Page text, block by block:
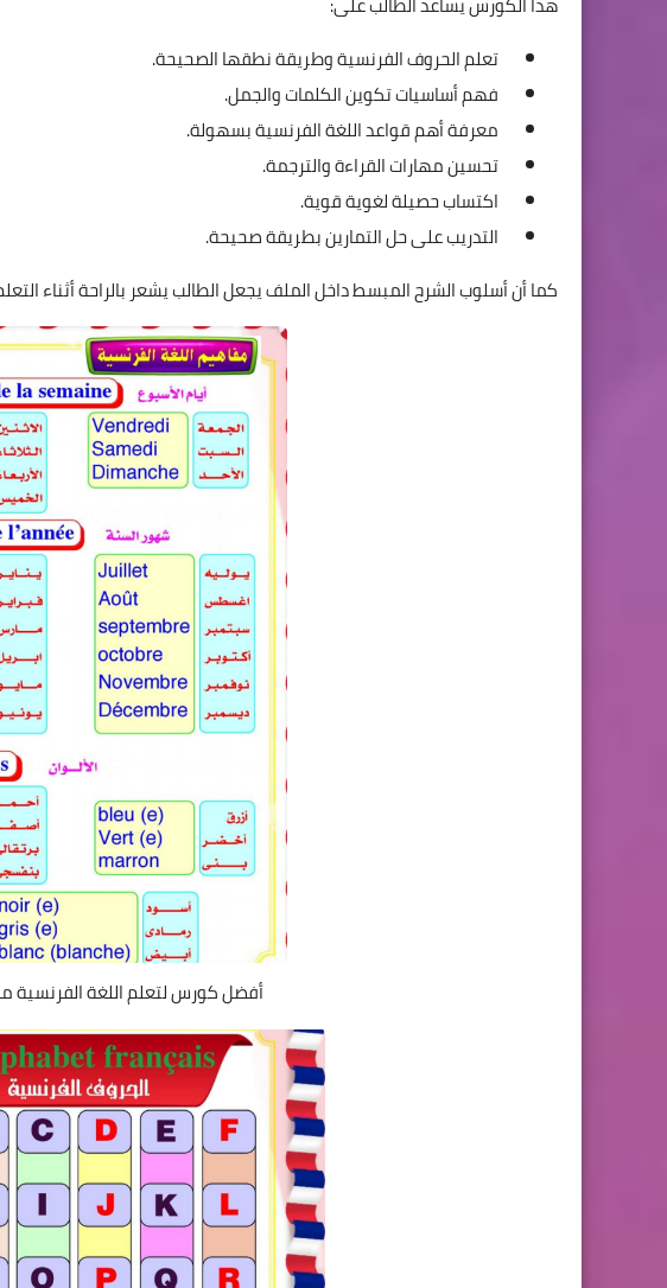
تعلم الحروف الفرنسية وطريقة نطقها الصحيحة.
فهم أساسيات تكوين الكلمات والجمل.
معرفة أهم قواعد اللغة الفرنسية بسهولة.
تحسين مهارات القراءة والترجمة.
اكتساب حصيلة لغوية قوية.
التدريب على حل التمارين بطريقة صحيحة.
كما أن أسلوب الشرح المبسط داخل الملف يجعل الطالب يشعر بالراحة أثناء
أفضل كورس لتعلم اللغة الفرنسية